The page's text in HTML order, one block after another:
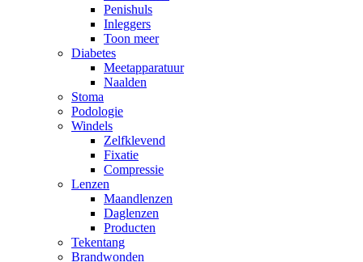
Penishuls
Inleggers
Toon meer
Diabetes
Meetapparatuur
Naalden
Stoma
Podologie
Windels
Zelfklevend
Fixatie
Compressie
Lenzen
Maandlenzen
Daglenzen
Producten
Tekentang
Brandwonden